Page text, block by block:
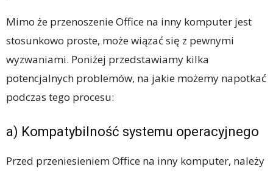
Mimo że przenoszenie Office na inny komputer jest
stosunkowo proste, może wiązać się z pewnymi
wyzwaniami. Poniżej przedstawiamy kilka
potencjalnych problemów, na jakie możemy napotkać
podczas tego procesu:
a) Kompatybilność systemu operacyjnego
Przed przeniesieniem Office na inny komputer, należy